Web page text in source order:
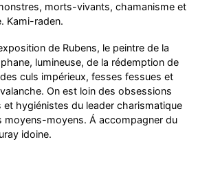
morts-vivants, chamanisme et
Kami-raden.
de Rubens, le peintre de la
lumineuse, de la rédemption de
culs impérieux, fesses fessues et
On est loin des obsessions
et hygiénistes du leader charismatique
moyens-moyens. Á accompagner du
idoine.